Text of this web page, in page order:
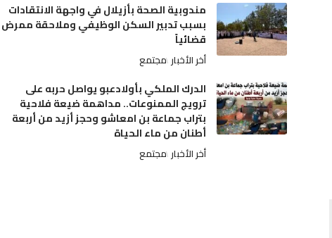
مندوبية الصحة بأزيلال في واجهة الانتقادات
بسبب تدبير السكن الوظيفي وملاحقة ممرض
قضائياً
أخر الأخبار مجتمع
الدرك الملكي بأولادعبو يواصل حربه على
ترويج الممنوعات.. مداهمة ضيعة فلاحية
بتراب جماعة بن امعاشو وحجز أزيد من أربعة
أطنان من ماء الحياة
أخر الأخبار مجتمع